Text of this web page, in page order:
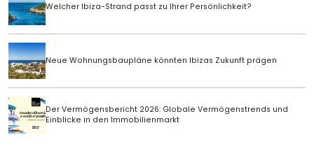
Welcher Ibiza-Strand passt zu Ihrer Persönlichkeit?
Neue Wohnungsbaupläne könnten Ibizas Zukunft prägen
Der Vermögensbericht 2026: Globale Vermögenstrends und
Einblicke in den Immobilienmarkt